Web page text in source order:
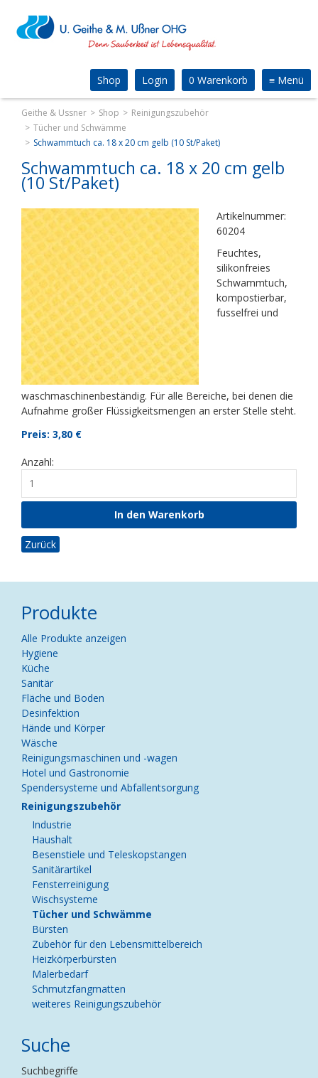
≡ Menü
0 Warenkorb
Login
Shop
Geithe & Ussner Shop
Reinigungszubehör
Tücher und Schwämme
Schwammtuch ca. 18 x 20 cm gelb (10 St/Paket)
Schwammtuch ca. 18 x 20 cm gelb
(10 St/Paket)
Artikelnummer:
60204
Feuchtes,
silikonfreies
Schwammtuch,
kompostierbar,
fusselfrei und
waschmaschinenbeständig. Für alle Bereiche, bei denen die
Aufnahme großer Flüssigkeitsmengen an erster Stelle steht.
Preis: 3,80 €
Anzahl:
Zurück
Produkte
Navigation
überspringen
Alle Produkte anzeigen
Hygiene
Küche
Sanitär
Fläche und Boden
Desinfektion
Hände und Körper
Wäsche
Reinigungsmaschinen und -wagen
Hotel und Gastronomie
Spendersysteme und Abfallentsorgung
Reinigungszubehör
Industrie
Haushalt
Besenstiele und Teleskopstangen
Sanitärartikel
Fensterreinigung
Wischsysteme
Tücher und Schwämme
Bürsten
Zubehör für den Lebensmittelbereich
Heizkörperbürsten
Malerbedarf
Schmutzfangmatten
weiteres Reinigungszubehör
Suche
Suchbegriffe